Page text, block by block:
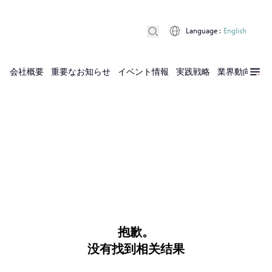
会社概要 重要なお知らせ イベント情報 実践戦略 業界動向 実
Language : English
抱歉。
没有找到相关结果